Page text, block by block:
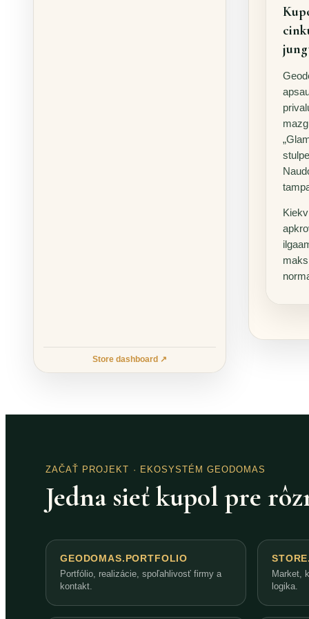
Store dashboard ↗
ZAČAŤ PROJEKT · EKOSYSTÉM GEODOMAS
Jedna sieť kupol pre
GEODOMAS.PORTFOLIO
Portfólio, realizácie, spoľahlivosť firmy a
kontakt.
Market,
logika.